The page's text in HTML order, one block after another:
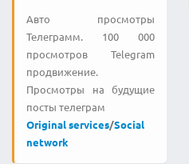
Авто просмотры
Телеграмм. 100 000
просмотров Telegram
продвижение.
Просмотры на будущие
посты телеграм
Original services/Social
network